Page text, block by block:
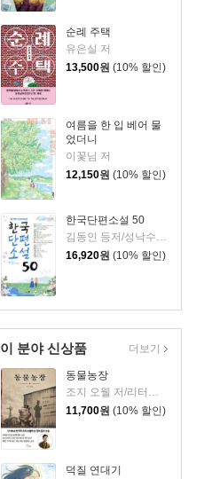
순례 주택
유은실 저
13,500원 (10% 할인)
여름을 한 입 베어 물
었더니
이꽃님 저
12,150원 (10% 할인)
한국단편소설 50
김동인 등저/성낙수,박찬영,김형주 공편
16,920원 (10% 할인)
이 분야 신상품
동물농장
조지 오웰 저/리터링크 역
11,700원 (10% 할인)
덕질 연대기
더보기